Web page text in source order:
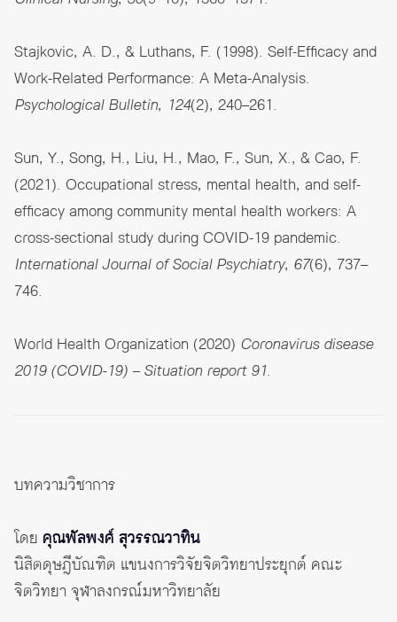
Stajkovic, A. D., & Luthans, F. (1998). Self-Efficacy and
Work-Related Performance: A Meta-Analysis.
Psychological Bulletin, 124(2), 240–261.
Sun, Y., Song, H., Liu, H., Mao, F., Sun, X., & Cao, F.
(2021). Occupational stress, mental health, and self-
efficacy among community mental health workers: A
cross-sectional study during COVID-19 pandemic.
International Journal of Social Psychiatry, 67(6), 737–
746.
World Health Organization (2020) Coronavirus disease
2019 (COVID-19) – Situation report 91.
บทความวิชาการ
โดย คุณพัลพงศ์ สุวรรณวาทิน
นิสิตดุษฎีบัณฑิต แขนงการวิจัยจิตวิทยาประยุกต์ คณะ
จิตวิทยา จุฬาลงกรณ์มหาวิทยาลัย